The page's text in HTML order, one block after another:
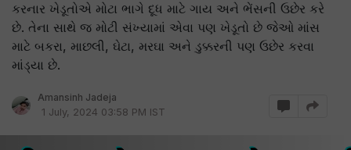
કરનાર ખેડૂતોએ મોટા ભાગે દૂધ માટે ગાય અને ભેંસની ઉછેર કરે
છે. તેના સાથે જ મોટી સંખ્યામાં એવા પણ ખેડૂતો છે જેઓ માંસ
માટે બકરા, માછલી, ઘેટા, મરઘા અને ડુક્કરની પણ ઉછેર કરવા
માંડ્યા છે.
Amansinh Jadeja
1 July, 2024 03:58 PM IST